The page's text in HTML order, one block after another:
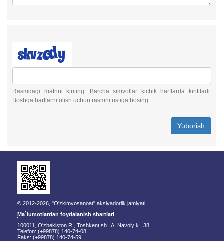
Rasmdagi matnni kiriting. Barcha simvollar kichik harflarda kiritiladi.
Boshqa harflarni olish uchun rasmni ustiga bosing.
Yuborish
© 2012-2026, "O'zkimyosanoat" aksiyadorlik jamiyati
Ma`lumotlardan foydalanish shartlari
100011, O'zbekiston R., Toshkent sh., A. Navoiy k., 38
Telefon: (+99878) 140-74-08
Faks: (+99878) 140-74-59